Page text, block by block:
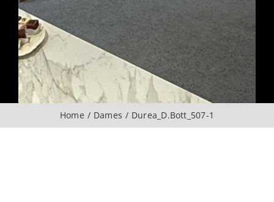
Over ons
CONTACT
Home Dames Durea_D.Bott_507-1